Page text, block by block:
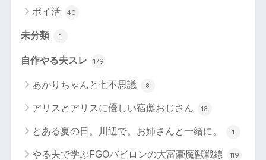
ポイ活 40
未分類 1
自作やる夫スレ 179
あかりちゃんと七不思議 8
アリスとアリスに優しい宿儺おじさん 18
とある夏の日。川辺で。お姉さんと一緒に。 1
やる夫で学ぶFGOバビロンの大富豪魔獣戦線 119